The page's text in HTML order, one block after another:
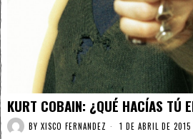
KURT COBAIN: ¿QUÉ HACÍAS TÚ
BY XISCO FERNANDEZ 1 DE ABRIL DE 2015